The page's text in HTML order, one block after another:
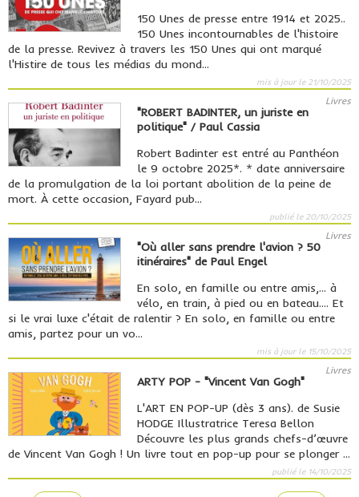
150 Unes de presse entre 1914 et 2025..
150 Unes incontournables de l'histoire
de la presse. Revivez à travers les 150 Unes qui ont marqué
l'Histire de tous les médias du mond...
mis à jour le 21/10/2025
Livres
"ROBERT BADINTER, un juriste en
politique" / Paul Cassia
Robert Badinter est entré au Panthéon
le 9 octobre 2025*. * date anniversaire
de la promulgation de la loi portant abolition de la peine de
mort. À cette occasion, Fayard pub...
publié le 20/10/2025
Livres
"Où aller sans prendre l'avion ? 50
itinéraires" de Paul Engel
En solo, en famille ou entre amis,... à
vélo, en train, à pied ou en bateau.... Et
si le vrai luxe c'était de ralentir ? En solo, en famille ou entre
amis, partez pour un vo...
mis à jour le 15/10/2025
Livres
ARTY POP - "Vincent Van Gogh"
L'ART EN POP-UP (dès 3 ans). de Susie
HODGE Illustratrice Teresa Bellon
Découvre les plus grands chefs-d’œuvre
de Vincent Van Gogh ! Un livre tout en pop-up pour se plonger ...
publié le 14/10/2025